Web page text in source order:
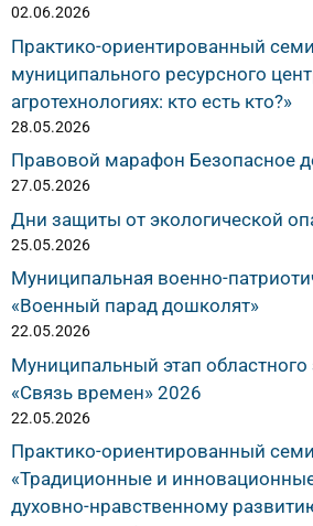
02.06.2026
Практико-ориентированный
муниципального ресурсного
агротехнологиях: кто есть кто?»
28.05.2026
Правовой марафон Безопасное
27.05.2026
Дни защиты от экологической
25.05.2026
Муниципальная военно-
«Военный парад дошколят»
22.05.2026
Муниципальный этап областного
«Связь времен» 2026
22.05.2026
Практико-ориентированный
«Традиционные и
духовно-нравственному